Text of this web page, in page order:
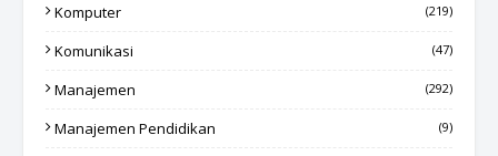
Komputer (219)
Komunikasi (47)
Manajemen (292)
Manajemen Pendidikan (9)